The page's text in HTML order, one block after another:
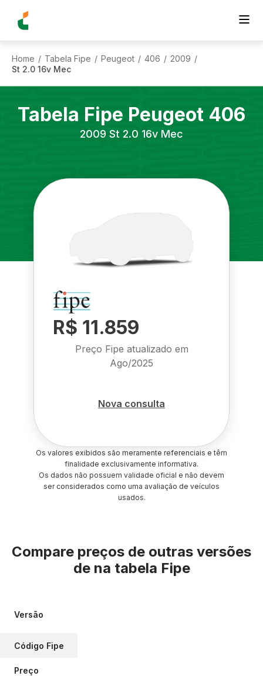
Home / Tabela Fipe / Peugeot / 406 / 2009 /
St 2.0 16v Mec
Tabela Fipe Peugeot 406
2009 St 2.0 16v Mec
R$ 11.859
Preço Fipe atualizado em
Ago/2025
Nova consulta
Os valores exibidos são meramente referenciais e têm
finalidade exclusivamente informativa.
Os dados não possuem validade oficial e não devem
ser considerados como uma avaliação de veículos
usados.
Compare preços de outras versões
de na tabela Fipe
Versão
Código Fipe
Preço